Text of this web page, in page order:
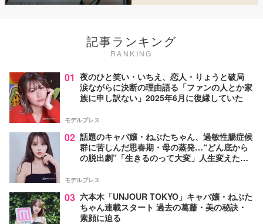
記事ランキング
RANKING
01 夜のひと笑い・いちえ、恋人・りょうと破局
涙ながらに決断の理由語る「ファンの人とか家
族に申し訳ない」2025年6月に復縁していた
モデルプレス
02 話題のキャバ嬢・ねぶたちゃん、過敏性腸症候
群に苦しんだ思春期・母の蒸発…“どん底から
の脱出劇”「生きるのって大変」人生変えた言
モデルプレス
03 六本木「UNJOUR TOKYO」キャバ嬢・ねぶた
ちゃん連載スタート 過去の葛藤・美の秘訣・
素顔に迫る